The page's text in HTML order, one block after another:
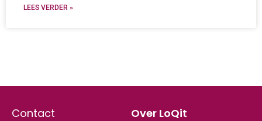
LEES VERDER »
Over LoQit
Contact